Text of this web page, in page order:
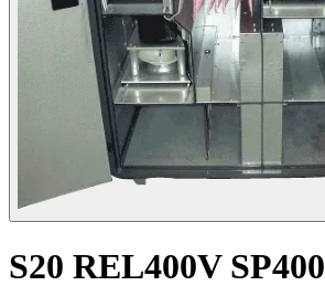
S20 REL400V SP400